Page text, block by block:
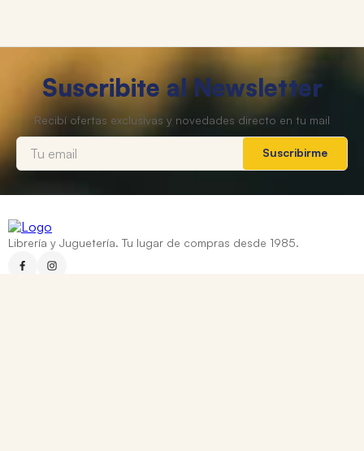
Suscribite al Newsletter
Suscribirme
Librería y Juguetería. Tu lugar de compras desde 1985.